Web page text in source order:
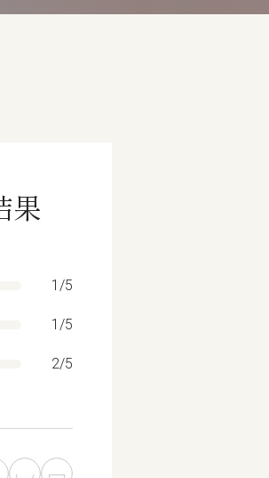
果
1/5
1/5
2/5